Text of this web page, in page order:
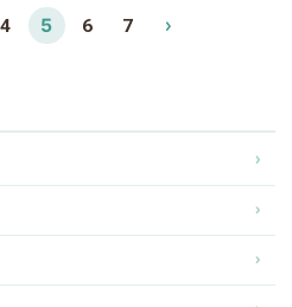
4 5 6
7